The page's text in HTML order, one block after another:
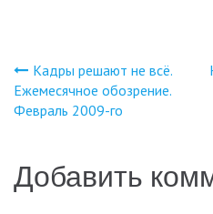
Навигация
по
записям
Кадры решают не всё.
Ежемесячное обозрение.
Февраль 2009-го
Добавить